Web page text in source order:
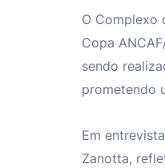
O Complexo
Copa
sendo
prometendo
Em
Zanotta,